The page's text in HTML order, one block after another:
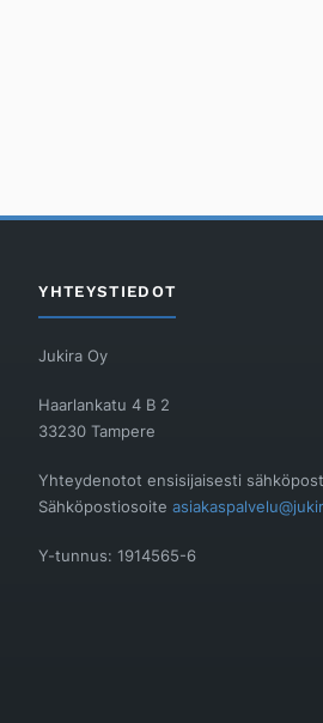
YHTEYSTIEDOT
Jukira Oy
Haarlankatu 4 B 2
33230 Tampere
Yhteydenotot ensisijaisesti
Sähköpostiosoite
Y-tunnus: 1914565-6